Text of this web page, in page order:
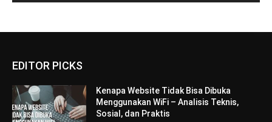
EDITOR PICKS
Kenapa Website Tidak Bisa Dibuka
Menggunakan WiFi – Analisis Teknis,
Sosial, dan Praktis